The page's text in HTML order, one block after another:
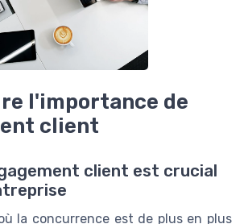
l'importance de
client
client est crucial
la concurrence est de plus en plus